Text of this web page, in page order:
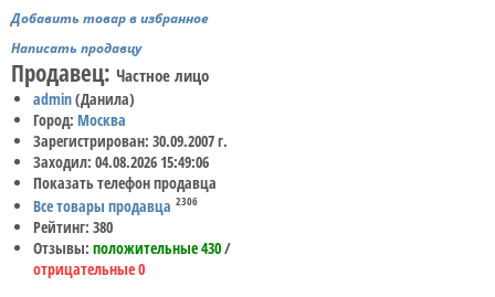
Добавить товар в избранное
Написать продавцу
Продавец: Частное лицо
admin(Данила)
Город: Москва
Зарегистрирован: 30.09.2007 г.
Заходил: 04.08.2026 15:49:06
Показать телефон продавца
Все товары продавца 2306
Рейтинг: 380
Отзывы: положительные 430/
отрицательные 0